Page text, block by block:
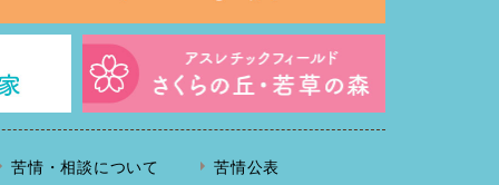
苦情・相談について 苦情公表